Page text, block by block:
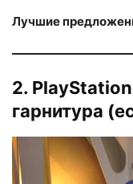
Лучшие
2.
гарнитура